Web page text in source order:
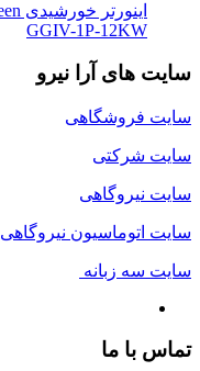
GGIV-1P-12KW
سایت های آرا نیرو
سایت فروشگاهی
سایت شرکتی
سایت نیروگاهی
سایت اتوماسیون نیروگاهی
سایت سه زبانه
تماس با ما